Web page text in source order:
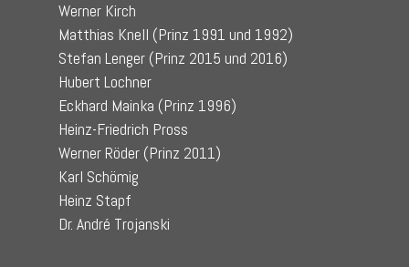
Werner Kirch
Matthias Knell (Prinz 1991 und 1992)
Stefan Lenger (Prinz 2015 und 2016)
Hubert Lochner
Eckhard Mainka (Prinz 1996)
Heinz-Friedrich Pross
Werner Röder (Prinz 2011)
Karl Schömig
Heinz Stapf
Dr. André Trojanski